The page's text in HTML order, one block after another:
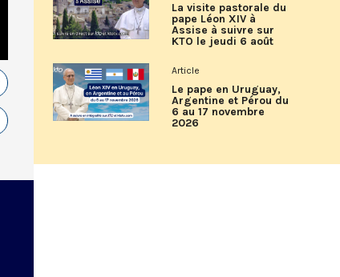
La visite pastorale du
pape Léon XIV à
Assise à suivre sur
KTO le jeudi 6 août
Article
Le pape en Uruguay,
Argentine et Pérou du
6 au 17 novembre
2026